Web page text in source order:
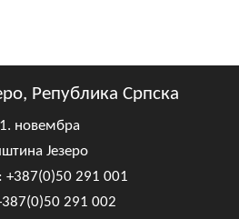
Република Српска
новембра
Језеро
+387(0)50 291 001
291 002